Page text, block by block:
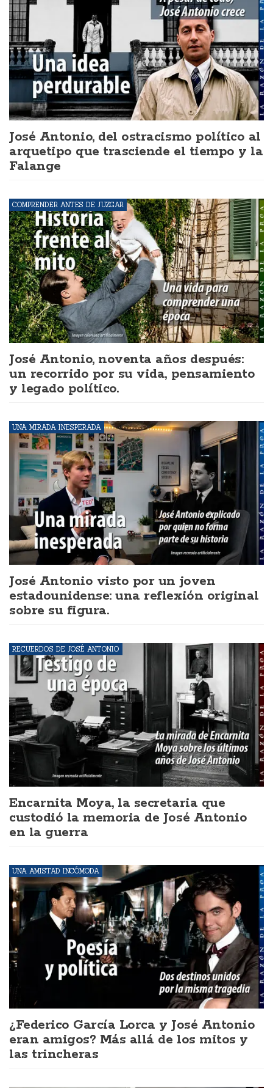
José Antonio, del ostracismo político al
arquetipo que trasciende el tiempo y la
Falange
COMPRENDER ANTES DE JUZGAR
José Antonio, noventa años después:
un recorrido por su vida, pensamiento
y legado político.
UNA MIRADA INESPERADA
José Antonio visto por un joven
estadounidense: una reflexión original
sobre su figura.
RECUERDOS DE JOSÉ ANTONIO
Encarnita Moya, la secretaria que
custodió la memoria de José Antonio
en la guerra
UNA AMISTAD INCÓMODA
¿Federico García Lorca y José Antonio
eran amigos? Más allá de los mitos y
las trincheras